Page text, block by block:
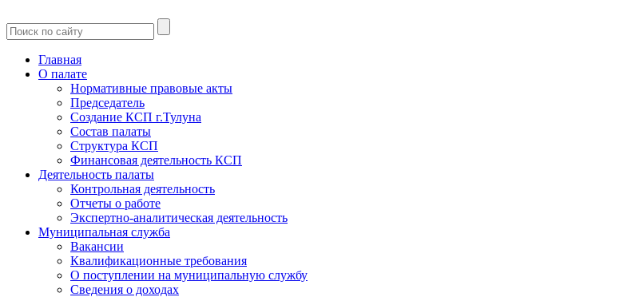
Главная
О палате
Нормативные правовые акты
Председатель
Создание КСП г.Тулуна
Состав палаты
Структура КСП
Финансовая деятельность КСП
Деятельность палаты
Контрольная деятельность
Отчеты о работе
Экспертно-аналитическая деятельность
Муниципальная служба
Вакансии
Квалификационные требования
О поступлении на муниципальную службу
Сведения о доходах